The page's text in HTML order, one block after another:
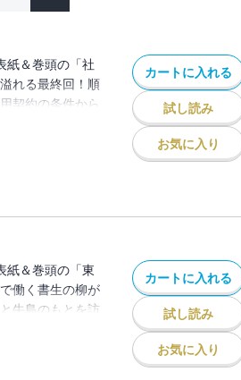
紙＆巻頭の「社
れる最終回！順
契約の条件から
う問題が！「悪
り消され激しく
宅へ連れてきて
ければ、と焦
ら目を覚まして
給料明細を確認
カートに入れる
試し読み
お気に入り
紙＆巻頭の「東
働く書生の柳が
牛島のもとを訪
沙に対して、み
カートに入れる
試し読み
お気に入り